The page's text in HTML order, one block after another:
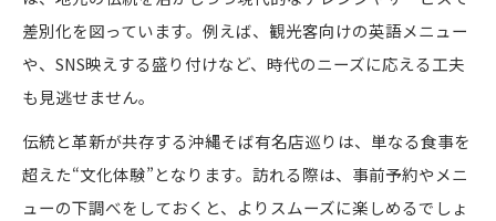
差別化を図っています。例えば、観光客向けの英語メニュー
や、SNS映えする盛り付けなど、時代のニーズに応える工夫
も見逃せません。
伝統と革新が共存する沖縄そば有名店巡りは、単なる食事を
超えた“文化体験”となります。訪れる際は、事前予約やメニ
ューの下調べをしておくと、よりスムーズに楽しめるでしょ